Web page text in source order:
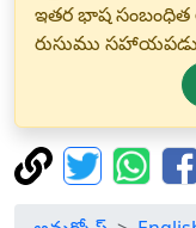
ఇతర భాష సంబంధిత
రుసుము